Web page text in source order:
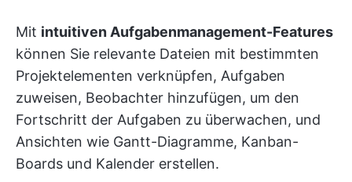
Mit intuitiven Aufgabenmanagement-Features
können Sie relevante Dateien mit bestimmten
Projektelementen verknüpfen, Aufgaben
zuweisen, Beobachter hinzufügen, um den
Fortschritt der Aufgaben zu überwachen, und
Ansichten wie Gantt-Diagramme, Kanban-
Boards und Kalender erstellen.